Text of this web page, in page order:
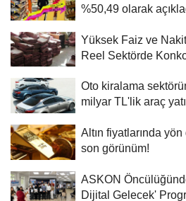
%50,49 olarak
Yüksek Faiz ve Nakit
Reel Sektörde
Oto kiralama
milyar TL'lik araç
Altın fiyatlarında
son görünüm!
ASKON
Dijital Gelecek'